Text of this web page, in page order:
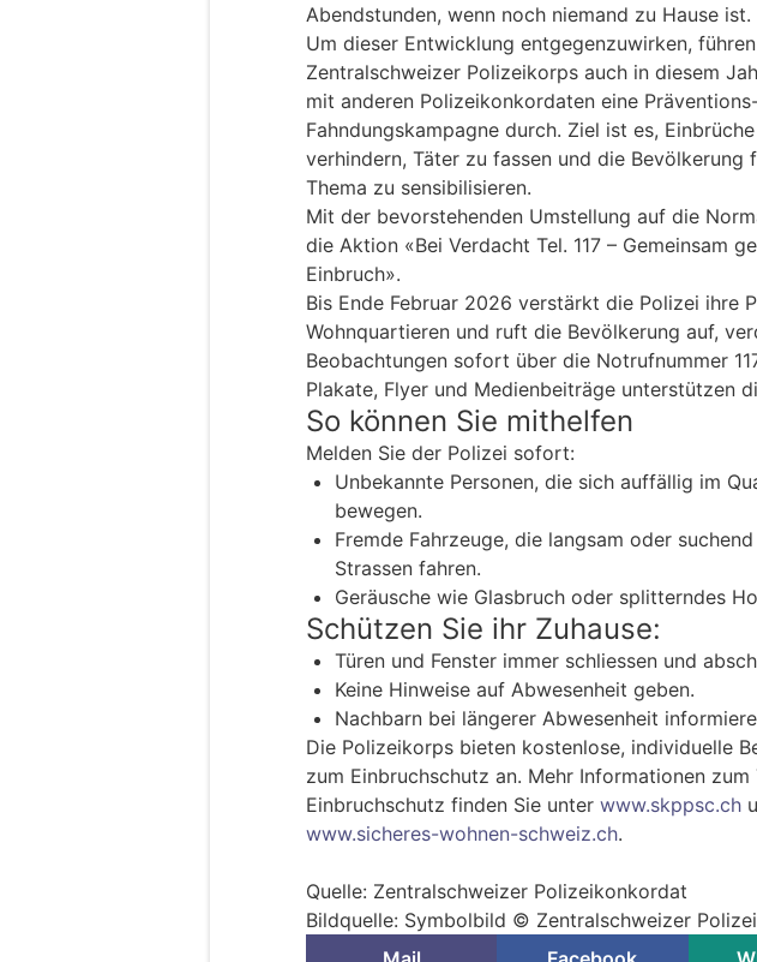
Abendstunden, wenn noch niemand zu Hause ist.
Um dieser Entwicklung entgegenzuwirken,
Zentralschweizer Polizeikorps auch in diesem
mit anderen Polizeikonkordaten eine
Fahndungskampagne durch. Ziel ist es,
verhindern, Täter zu fassen und die Bevölkerung
Thema zu sensibilisieren.
Mit der bevorstehenden Umstellung auf die
die Aktion «Bei Verdacht Tel. 117 – Gemeinsam
Einbruch».
Bis Ende Februar 2026 verstärkt die Polizei ihre
Wohnquartieren und ruft die Bevölkerung auf,
Beobachtungen sofort über die Notrufnummer
Plakate, Flyer und Medienbeiträge unterstützen
So können Sie mithelfen
Melden Sie der Polizei sofort:
Unbekannte Personen, die sich auffällig im
bewegen.
Fremde Fahrzeuge, die langsam oder
Strassen fahren.
Geräusche wie Glasbruch oder splitterndes
Schützen Sie ihr Zuhause:
Türen und Fenster immer schliessen und
Keine Hinweise auf Abwesenheit geben.
Nachbarn bei längerer Abwesenheit
Die Polizeikorps bieten kostenlose, individuelle
zum Einbruchschutz an. Mehr Informationen zum
Einbruchschutz finden Sie unter www.skppsc.ch
www.sicheres-wohnen-schweiz.ch.
Quelle: Zentralschweizer Polizeikonkordat
Bildquelle: Symbolbild © Zentralschweizer